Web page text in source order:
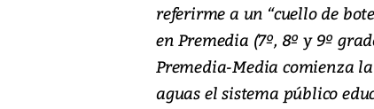
referirme a un “cuello de
en Premedia (7º, 8º y 9º
Premedia-Media comienza
aguas el sistema público